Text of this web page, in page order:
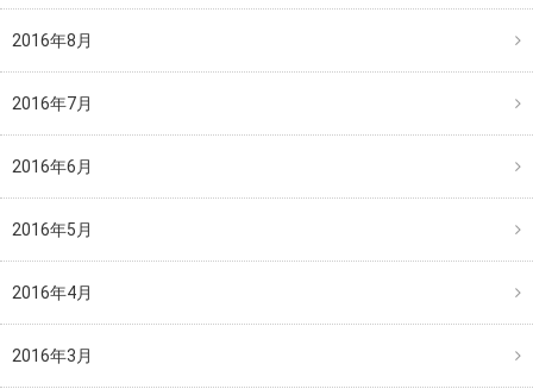
2016年8月
2016年7月
2016年6月
2016年5月
2016年4月
2016年3月